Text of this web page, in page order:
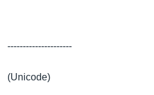
---------------------
(Unicode)